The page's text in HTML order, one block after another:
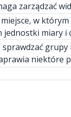
zarządzać
w
miary i
niektóre